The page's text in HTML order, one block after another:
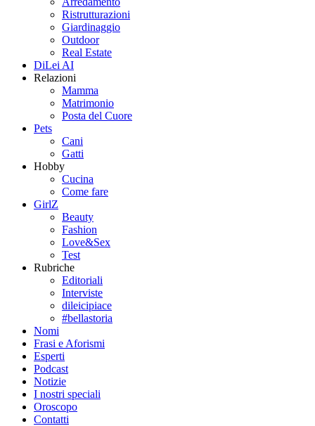
Ristrutturazioni
Giardinaggio
Outdoor
Real Estate
DiLei AI
Relazioni
Mamma
Matrimonio
Posta del Cuore
Pets
Cani
Gatti
Hobby
Cucina
Come fare
GirlZ
Beauty
Fashion
Love&Sex
Test
Rubriche
Editoriali
Interviste
dileicipiace
#bellastoria
Nomi
Frasi e Aforismi
Esperti
Podcast
Notizie
I nostri speciali
Oroscopo
Contatti